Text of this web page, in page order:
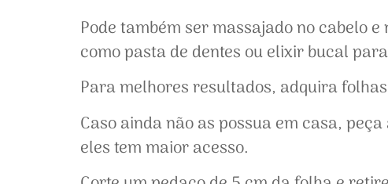
Pode também ser massajado no cabelo
como pasta de dentes ou elixir bucal
Para melhores resultados, adquira
Caso ainda não as possua em casa,
eles tem maior acesso.